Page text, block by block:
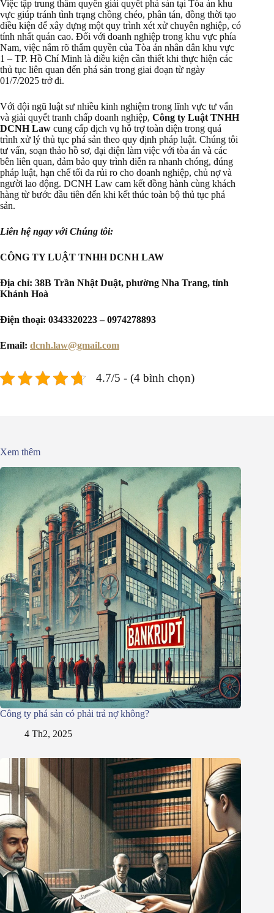
Việc tập trung thẩm quyền giải quyết phá sản tại Tòa án khu
vực giúp tránh tình trạng chồng chéo, phân tán, đồng thời tạo
điều kiện để xây dựng một quy trình xét xử chuyên nghiệp, có
tính nhất quán cao. Đối với doanh nghiệp trong khu vực phía
Nam, việc nắm rõ thẩm quyền của Tòa án nhân dân khu vực
1 – TP. Hồ Chí Minh là điều kiện cần thiết khi thực hiện các
thủ tục liên quan đến phá sản trong giai đoạn từ ngày
01/7/2025 trở đi.
Với đội ngũ luật sư nhiều kinh nghiệm trong lĩnh vực tư vấn
và giải quyết tranh chấp doanh nghiệp, Công ty Luật TNHH
DCNH Law cung cấp dịch vụ hỗ trợ toàn diện trong quá
trình xử lý thủ tục phá sản theo quy định pháp luật. Chúng tôi
tư vấn, soạn thảo hồ sơ, đại diện làm việc với tòa án và các
bên liên quan, đảm bảo quy trình diễn ra nhanh chóng, đúng
pháp luật, hạn chế tối đa rủi ro cho doanh nghiệp, chủ nợ và
người lao động. DCNH Law cam kết đồng hành cùng khách
hàng từ bước đầu tiên đến khi kết thúc toàn bộ thủ tục phá
sản.
Liên hệ ngay với Chúng tôi:
CÔNG TY LUẬT TNHH DCNH LAW
Địa chỉ: 38B Trần Nhật Duật, phường Nha Trang, tỉnh
Khánh Hoà
Điện thoại: 0343320223 – 0974278893
Email: dcnh.law@gmail.com
4.7/5 - (4 bình chọn)
Xem thêm
Công ty phá sản có phải trả nợ không?
4 Th2, 2025